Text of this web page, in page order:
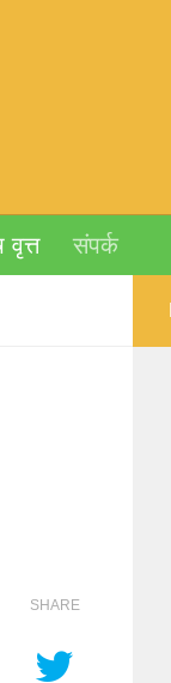
वृत्त संपर्क
SHARE